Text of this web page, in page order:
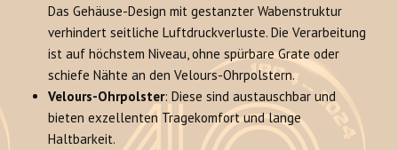
Das Gehäuse-Design mit gestanzter Wabenstruktur
verhindert seitliche Luftdruckverluste. Die Verarbeitung
ist auf höchstem Niveau, ohne spürbare Grate oder
schiefe Nähte an den Velours-Ohrpolstern.
Velours-Ohrpolster: Diese sind austauschbar und
bieten exzellenten Tragekomfort und lange
Haltbarkeit.